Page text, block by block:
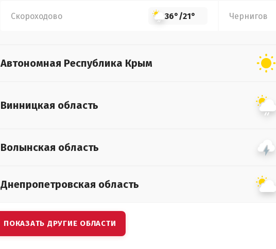
Скороходово 36°/21° Чернигов
Автономная Республика Крым
Винницкая область
Волынская область
Днепропетровская область
ПОКАЗАТЬ ДРУГИЕ ОБЛАСТИ